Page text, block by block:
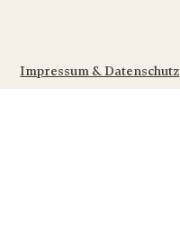
Impressum & Datenschutz